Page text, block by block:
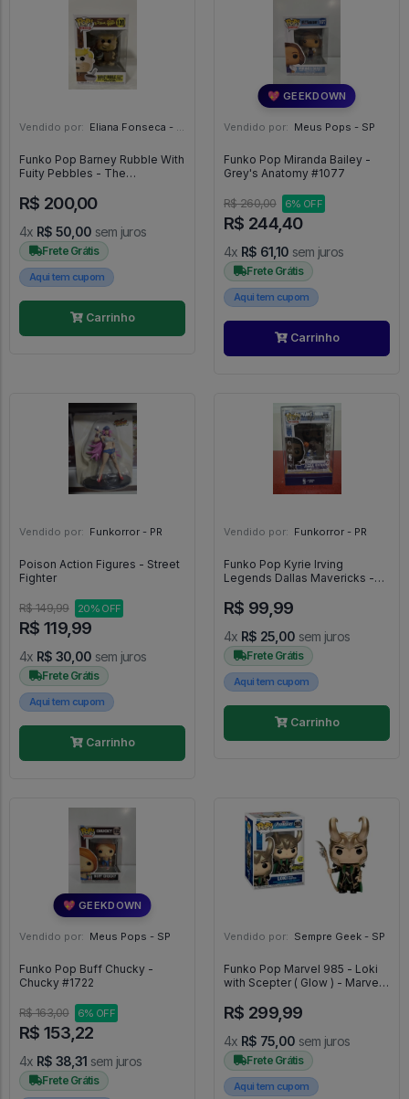
Vendido por: Eliana Fonseca - SP
Funko Pop Barney Rubble With
Fuity Pebbles - The
POP #120
R$ 200,00
4x R$ 50,00 sem juros
Frete Grátis
Aqui tem cupom
Carrinho
💖 GEEKDOWN
Vendido por: Meus Pops - SP
Funko Pop Miranda Bailey -
Grey's Anatomy #1077
R$ 260,00 6% OFF
R$ 244,40
4x R$ 61,10 sem juros
Frete Grátis
Aqui tem cupom
Carrinho
Vendido por: Funkorror - PR
Poison Action Figures - Street
Fighter
R$ 149,99 20% OFF
R$ 119,99
4x R$ 30,00 sem juros
Frete Grátis
Aqui tem cupom
Carrinho
Vendido por: Funkorror - PR
Funko Pop Kyrie Irving
Legends Dallas Mavericks -
R$ 99,99
4x R$ 25,00 sem juros
Frete Grátis
Aqui tem cupom
Carrinho
💖 GEEKDOWN
Vendido por: Meus Pops - SP
Funko Pop Buff Chucky -
Chucky #1722
R$ 163,00 6% OFF
R$ 153,22
4x R$ 38,31 sem juros
Frete Grátis
Vendido por: Sempre Geek - SP
Funko Pop Marvel 985 - Loki
with Scepter ( Glow ) - Marvel
R$ 299,99
4x R$ 75,00 sem juros
Frete Grátis
Aqui tem cupom